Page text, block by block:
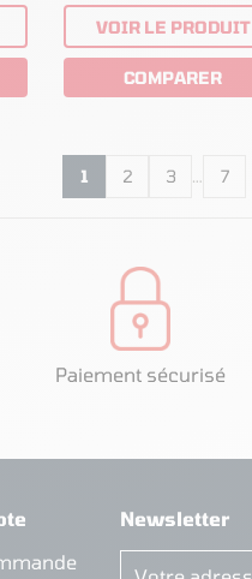
VOIR LE PRODUIT
COMPARER
1 2 3 … 7
Paiement sécurisé
Newsletter